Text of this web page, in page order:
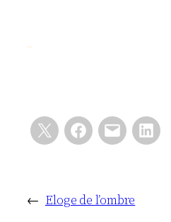
← Eloge de l’ombre